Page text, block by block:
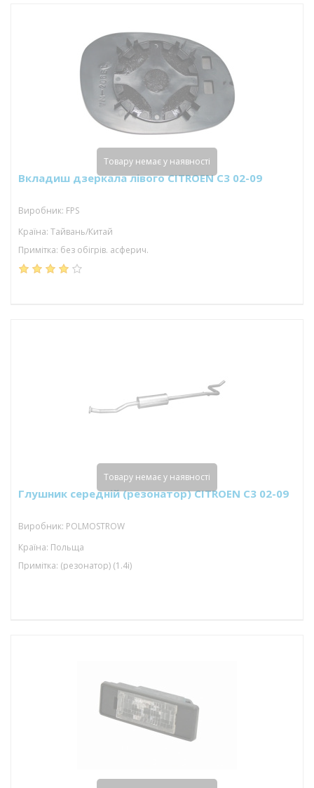
Вкладиш дзеркала лівого CITROEN C3 02-09
Виробник: FPS
Країна: Тайвань/Китай
Примітка: без обігрів. асферич.
Товару немає у наявності
Глушник середній (резонатор) CITROEN C3 02-09
Виробник: POLMOSTROW
Країна: Польща
Примітка: (резонатор) (1.4i)
Товару немає у наявності